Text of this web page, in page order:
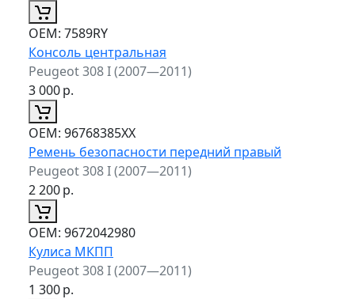
ОЕМ: 7589RY
Консоль центральная
Peugeot 308 I (2007—2011)
3 000р.
ОЕМ: 96768385XX
Ремень безопасности передний правый
Peugeot 308 I (2007—2011)
2 200р.
ОЕМ: 9672042980
Кулиса МКПП
Peugeot 308 I (2007—2011)
1 300р.